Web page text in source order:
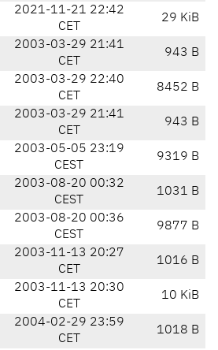
2021-11-21 22:42
CET
29 KiB
2003-03-29 21:41
CET
943 B
2003-03-29 22:40
CET
8452 B
2003-03-29 21:41
CET
943 B
2003-05-05 23:19
CEST
9319 B
2003-08-20 00:32
CEST
1031 B
2003-08-20 00:36
CEST
9877 B
2003-11-13 20:27
CET
1016 B
2003-11-13 20:30
CET
10 KiB
2004-02-29 23:59
CET
1018 B